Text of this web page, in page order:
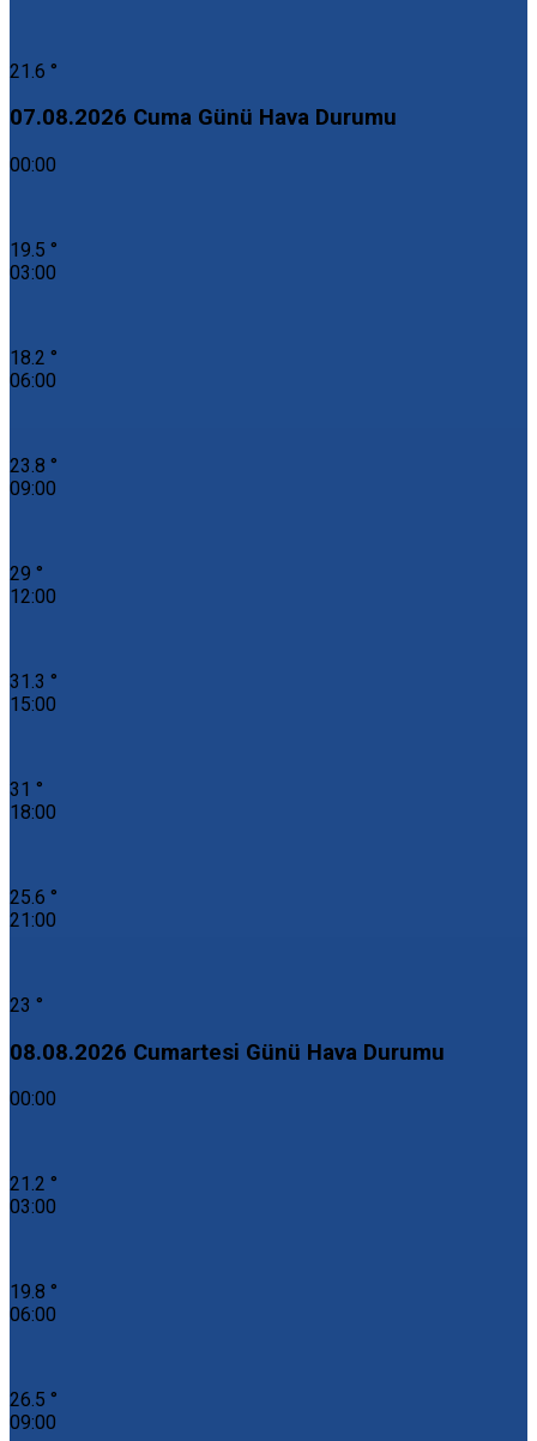
21.6 °
07.08.2026 Cuma Günü Hava Durumu
00:00
19.5 °
03:00
18.2 °
06:00
23.8 °
09:00
29 °
12:00
31.3 °
15:00
31 °
18:00
25.6 °
21:00
23 °
08.08.2026 Cumartesi Günü Hava Durumu
00:00
21.2 °
03:00
19.8 °
06:00
26.5 °
09:00